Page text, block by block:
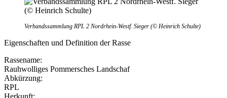
Verbandssammlung RPL 2 Nordrhein-Westf. Sieger (© Heinrich Schulte)
Eigenschaften und Definition der Rasse
Rassename:
Rauhwolliges Pommersches Landschaf
Abkürzung:
RPL